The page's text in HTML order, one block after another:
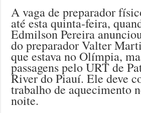
A vaga de preparador
até esta quinta-feira,
Edmilson Pereira
do preparador Valter
que estava no Olímpia,
passagens pelo URT de
River do Piauí. Ele deve
trabalho de aquecimento
noite.